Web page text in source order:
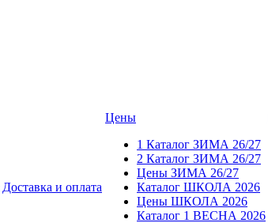
Доставка и оплата
Цены
1 Каталог ЗИМА 26/27
2 Каталог ЗИМА 26/27
Цены ЗИМА 26/27
Каталог ШКОЛА 2026
Цены ШКОЛА 2026
Каталог 1 ВЕСНА 2026